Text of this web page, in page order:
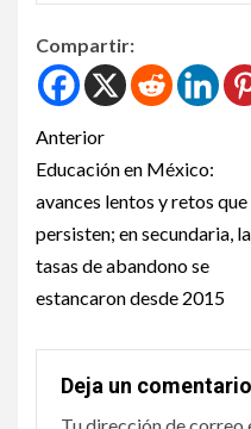
Compartir:
Anterior
Educación en México:
avances lentos y retos que
persisten; en secundaria,
tasas de abandono se
estancaron desde 2015
Deja un comentario